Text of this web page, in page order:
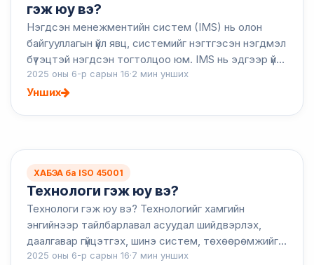
гэж юу вэ?
Нэгдсэн менежментийн систем (IMS) нь олон
байгууллагын үйл явц, системийг нэгтгэсэн нэгдмэл
бүтэцтэй нэгдсэн тогтолцоо юм. IMS нь эдгээр үйл
явцыг тусад нь удирдахын оронд чанар, байгаль
орчин, эрүүл ...
2025 оны 6-р сарын 16·2 мин унших
Унших
ХАБЭА ба ISO 45001
Технологи гэж юу вэ?
Технологи гэж юу вэ? Технологийг хамгийн
энгийнээр тайлбарлавал асуудал шийдвэрлэх,
даалгавар гүйцэтгэх, шинэ систем, төхөөрөмжийг
бий болгоход шинжлэх ухааны мэдлэг, хэрэгслийг
2025 оны 6-р сарын 16·7 мин унших